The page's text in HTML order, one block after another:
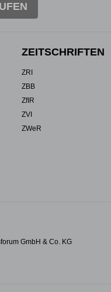
ZEITSCHRIFTEN
ZRI
ZBB
ZfIR
ZVI
ZWeR
GmbH & Co. KG